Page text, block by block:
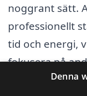
noggrant sätt.
professionellt
tid och energi,
fokusera på
Denna